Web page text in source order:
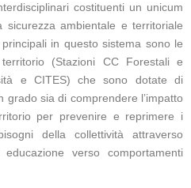
costituenti un unicum
sicurezza ambientale e territoriale
in questo sistema sono le
(Stazioni CC Forestali e
e CITES) che sono dotate di
grado sia di comprendere l’impatto
per prevenire e reprimere i
della collettività attraverso
verso comportamenti